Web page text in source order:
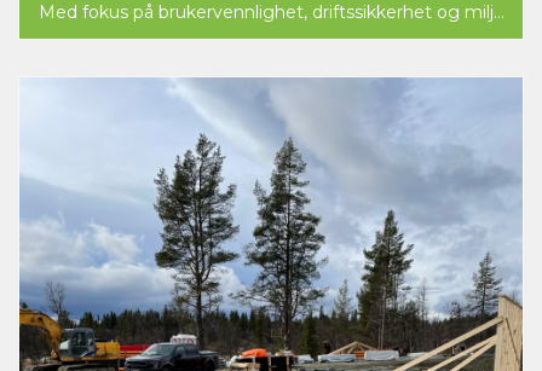
Med fokus på brukervennlighet, driftssikkerhet og miljø
kommer nå Norsk Miljøservice AS med et nytt...